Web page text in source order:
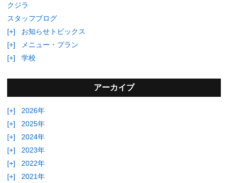
クジラ
スタッフブログ
[+]
お知らせトピックス
[+]
メニュー・プラン
[+]
学校
アーカイブ
[+]
2026年
[+]
2025年
[+]
2024年
[+]
2023年
[+]
2022年
[+]
2021年